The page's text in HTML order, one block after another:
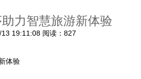
力智慧旅游新体验
13 19:11:08 阅读：827
体验